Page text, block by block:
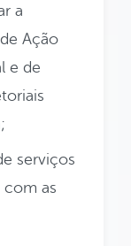
a
Ação
e de
serviços
com as